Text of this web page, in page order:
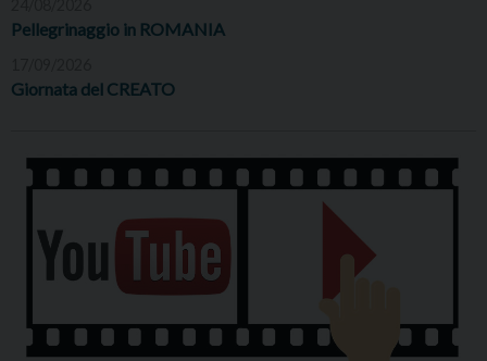
Pellegrinaggio in ROMANIA
Giornata del CREATO